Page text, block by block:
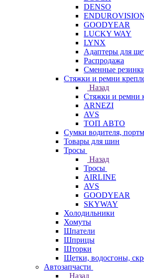
DENSO
GOODYEAR
LUCKY WAY
LYNX
Адаптеры для
Распродажа
Сменные
Стяжки и ремни
Назад
Стяжки и ремни
ARNEZI
AVS
ТОП АВТО
Сумки водителя,
Товары для шин
Тросы
Назад
Тросы
AIRLINE
AVS
GOODYEAR
SKYWAY
Холодильники
Хомуты
Шпатели
Шприцы
Шторки
Щетки, водосгоны,
Автозапчасти
Назад